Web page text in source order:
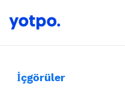
İçgörüler